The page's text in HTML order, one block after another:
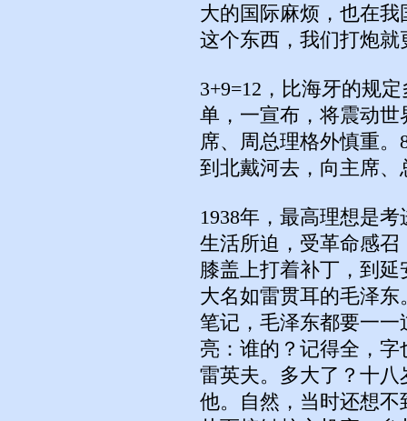
大的国际麻烦，也在
这个东西，我们打炮
3+9=12，比海牙的规
单，一宣布，将震动
席、周总理格外慎重
到北戴河去，向主席、
1938年，最高理想是
生活所迫，受革命感
膝盖上打着补丁，到
大名如雷贯耳的毛泽
笔记，毛泽东都要一
亮：谁的？记得全，
雷英夫。多大了？十
他。自然，当时还想